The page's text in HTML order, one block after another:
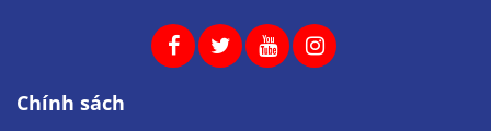
Chính sách